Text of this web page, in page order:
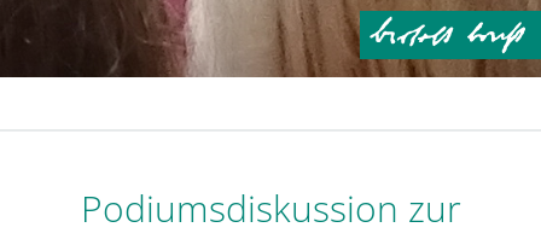
Podiumsdiskussion zur